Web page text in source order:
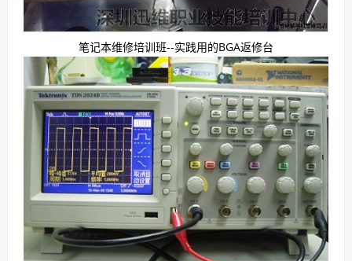
笔记本维修培训班--实践用的BGA返修台